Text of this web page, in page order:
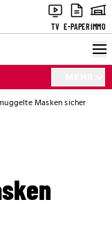
TV E-PAPERIMMO
Masken sicher